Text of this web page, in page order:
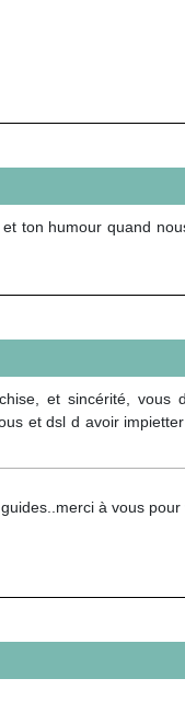
ton humour quand
et sincérité, vous
et dsl d avoir
à vous